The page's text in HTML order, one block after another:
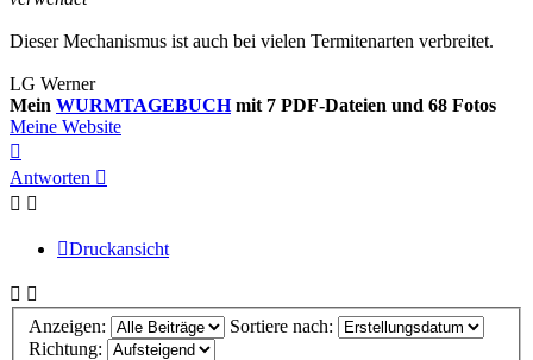
Dieser Mechanismus ist auch bei vielen Termitenarten verbreitet.
LG Werner
Mein WURMTAGEBUCHmit 7 PDF-Dateien und 68 Fotos
Meine Website
oben
Antworten
Druckansicht
Anzeigen:
Sortiere nach:
Richtung: